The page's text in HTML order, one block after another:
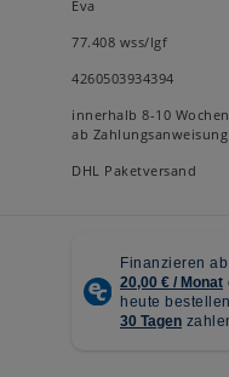
Eva
77.408 wss/lgf
4260503934394
innerhalb 8-10 Wochen
ab Zahlungsanweisung
DHL Paketversand